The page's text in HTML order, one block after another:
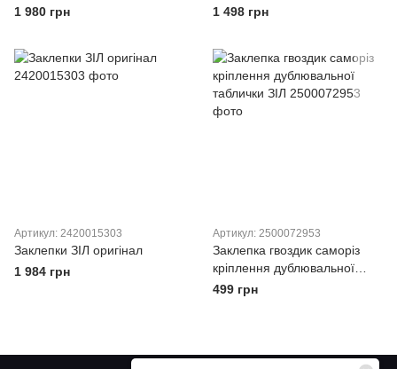
таблички Урал Зіл Ваз
1 980 грн
таблички
1 498 грн
Артикул: 2420015303
Заклепки ЗІЛ оригінал
1 984 грн
Артикул: 2500072953
Заклепка гвоздик саморіз
кріплення дублювальної
таблички ЗІЛ
499 грн